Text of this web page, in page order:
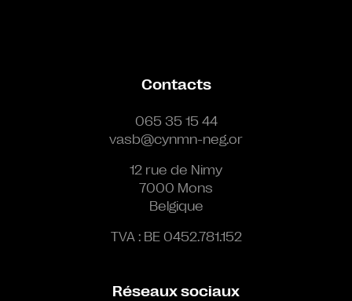
Contacts
065 35 15 44
vasb@cynmn-neg.or
12 rue de Nimy
7000 Mons
Belgique
TVA : BE 0452.781.152
Réseaux sociaux